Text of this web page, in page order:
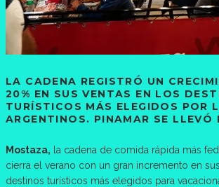
LA CADENA REGISTRÓ UN
20% EN SUS VENTAS EN LOS
TURÍSTICOS MÁS ELEGIDOS POR
ARGENTINOS. PINAMAR SE LLEVÓ
Mostaza, la cadena de comida rápida más
cierra el verano con un gran incremento en
destinos turísticos más elegidos para